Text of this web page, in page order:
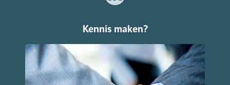
Kennis maken?